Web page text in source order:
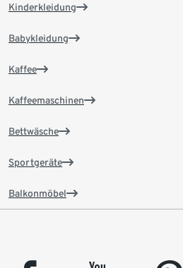
Kinderkleidung
Babykleidung
Kaffee
Kaffeemaschinen
Bettwäsche
Sportgeräte
Balkonmöbel